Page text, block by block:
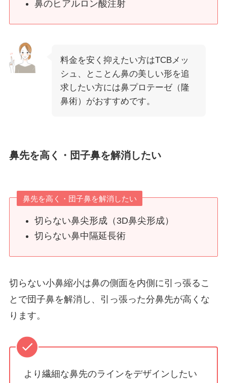
鼻のヒアルロン酸注射
料金を安く抑えたい方はTCBメッ
シュ、とことん鼻の美しい形を追
求したい方には鼻プロテーゼ（隆
鼻術）がおすすめです。
鼻先を高く・団子鼻を解消したい
鼻先を高く・団子鼻を解消したい
切らない鼻尖形成（3D鼻尖形成）
切らない鼻中隔延長術
切らない小鼻縮小は鼻の側面を内側に引っ張るこ
とで団子鼻を解消し、引っ張った分鼻先が高くな
ります。
より繊細な鼻先のラインをデザインしたい